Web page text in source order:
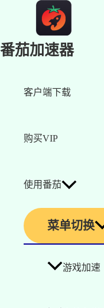
番茄加速器
客户端下载
购买VIP
使用番茄
菜单切换
游戏加速